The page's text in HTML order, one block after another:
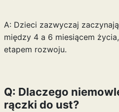
A: Dzieci zazwyczaj
między 4 a 6 miesiącem
etapem rozwoju.
Q: Dlaczego
rączki do ust?